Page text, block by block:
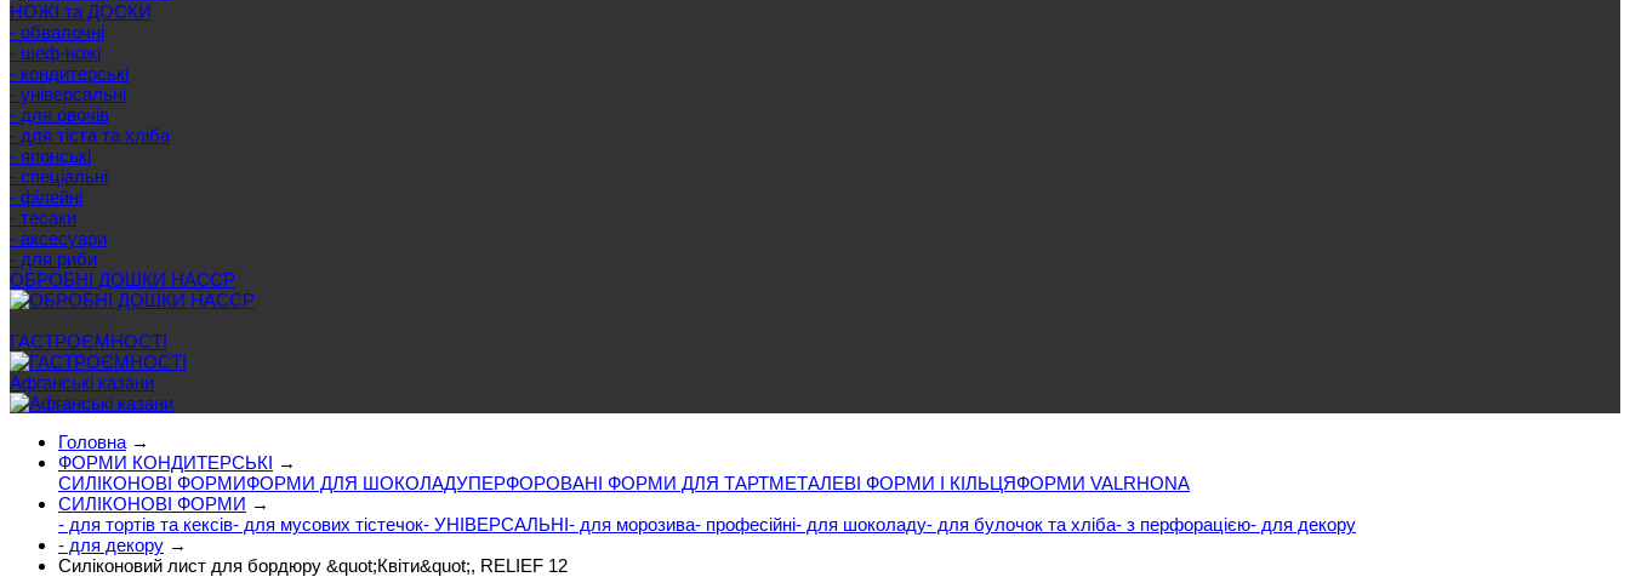
НОЖІ та ДОСКИ
- обвалочні
- шеф-ножі
- кондитерські
- універсальні
- для овочів
- для тіста та хліба
- японські
- спеціальні
- філейні
- тесаки
- аксесуари
- для риби
ОБРОБНІ ДОШКИ HACCP
ГАСТРОЄМНОСТІ
Афганські казани
Головна →
ФОРМИ КОНДИТЕРСЬКІ →
СИЛІКОНОВІ ФОРМИФОРМИ ДЛЯ ШОКОЛАДУПЕРФОРОВАНІ ФОРМИ ДЛЯ ТАРТМЕТАЛЕВІ ФОРМИ І КІЛЬЦЯФОРМИ VALRHONA
СИЛІКОНОВІ ФОРМИ →
- для тортів та кексів- для мусових тістечок- УНІВЕРСАЛЬНІ- для морозива- професійні- для шоколаду- для булочок та хліба- з перфорацією- для декору
- для декору →
Силіконовий лист для бордюру &quot;Квіти&quot;, RELIEF 12